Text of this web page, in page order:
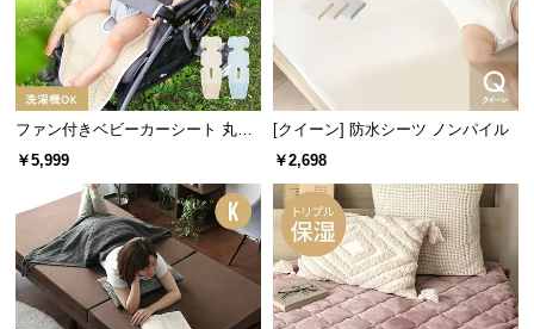
報
ファン付きベビーカーシート 丸洗
いOK リモコン操作対応 通気性抜
￥5,999
[クイーン] 防水シーツ ノンパイル
￥2,698